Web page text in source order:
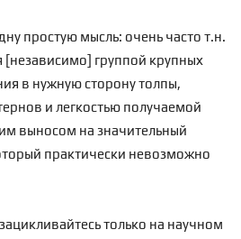
простую мысль: очень часто т.н.
[независимо] группой крупных
в нужную сторону толпы,
и легкостью получаемой
выносом на значительный
практически невозможно
только на научном